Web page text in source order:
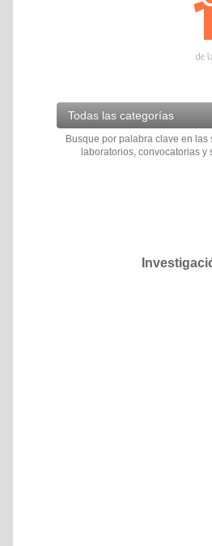
Todas las categorías
Busque por palabra clave en
laboratorios, convocatorias